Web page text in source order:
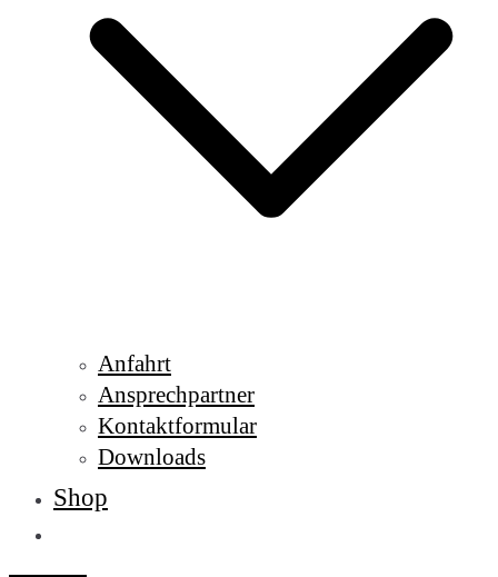
Anfahrt
Ansprechpartner
Kontaktformular
Downloads
Shop